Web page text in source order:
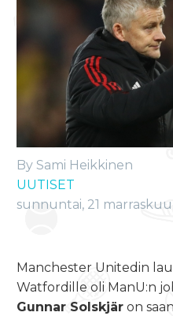
By Sami Heikkinen
UUTISET
sunnuntai, 21
Manchester Unitedin
Watfordille oli ManU:n
Gunnar Solskjär on